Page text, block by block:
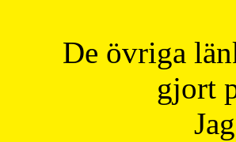
De övriga
gjort